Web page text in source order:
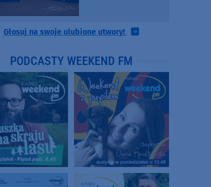
Głosuj na swoje ulubione utwory!
PODCASTY WEEKEND FM